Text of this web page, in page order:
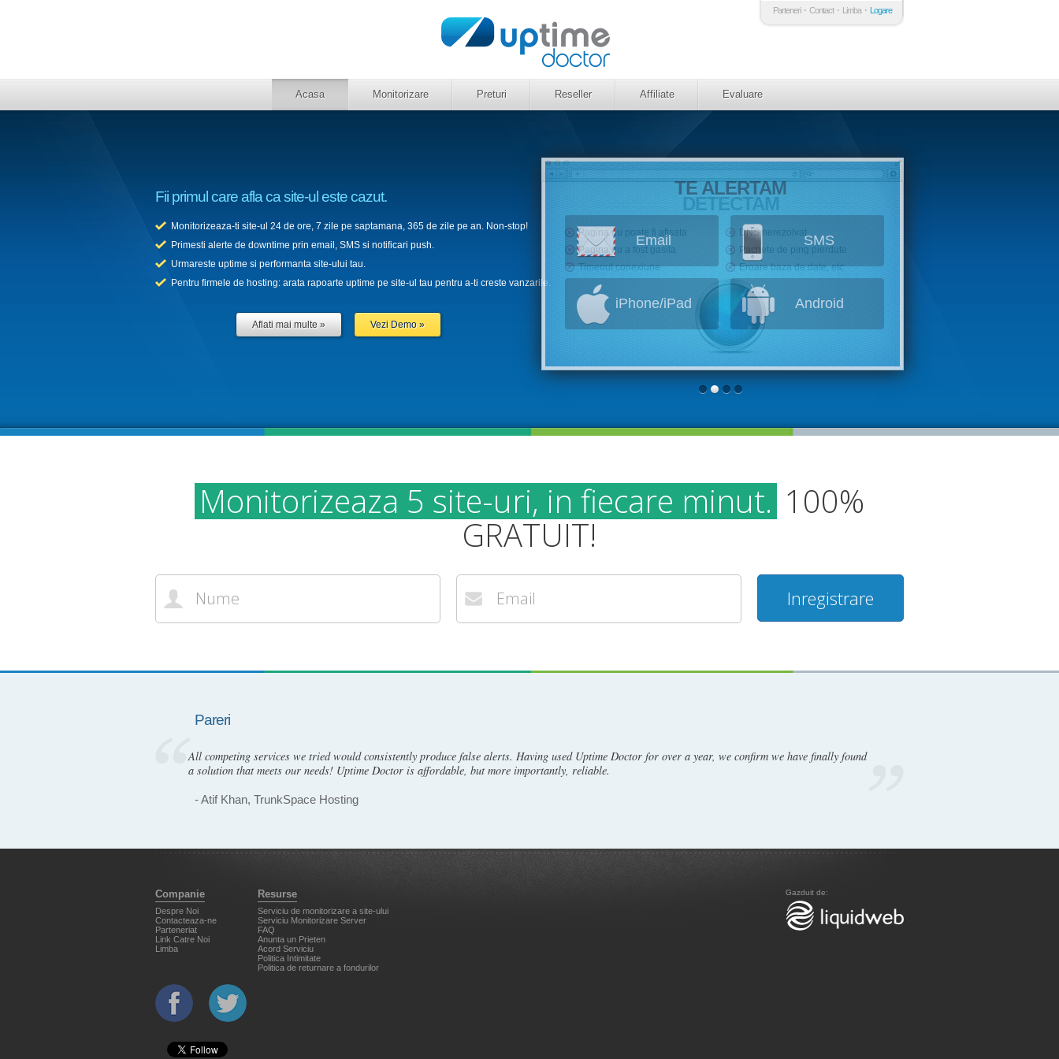
Parteneri Contact Limba Logare
Acasa Monitorizare Preturi Reseller Affiliate Evaluare
Fii primul care afla ca site-ul este cazut.
Monitorizeaza-ti site-ul 24 de ore, 7 zile pe saptamana, 365 de zile pe an. Non-stop!
Primesti alerte de downtime prin email, SMS si notificari push.
Urmareste uptime si performanta site-ului tau.
Pentru firmele de hosting: arata rapoarte uptime pe site-ul tau pentru a-ti creste vanzarile.
Aflati mai multe » Vezi Demo »
DETECTAM
Pagina nu poate fi afisata
Pagina nu a fost gasita
Timeout conexiune
DNS nerezolvat
Pachete de ping pierdute
Eroare baza de date, etc
TE ALERTAM
Email SMS
iPhone/iPad Android
Monitorizeaza 5 site-uri, in fiecare minut. 100%
GRATUIT!
Pareri
All competing services we tried would consistently produce false alerts. Having used Uptime Doctor for over a year, we confirm we have finally found
a solution that meets our needs! Uptime Doctor is affordable, but more importantly, reliable.
- Atif Khan, TrunkSpace Hosting
Companie
Despre Noi
Contacteaza-ne
Parteneriat
Link Catre Noi
Limba
Resurse
Serviciu de monitorizare a site-ului
Serviciu Monitorizare Server
FAQ
Anunta un Prieten
Acord Serviciu
Politica Intimitate
Politica de returnare a fondurilor
Gazduit de: